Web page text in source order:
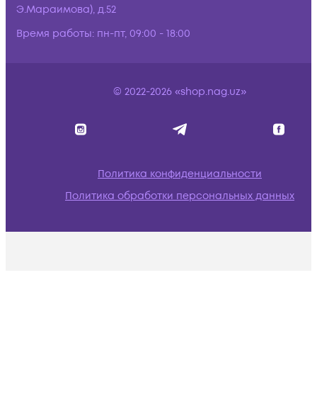
Э.Мараимова), д.52
Время работы: пн-пт, 09:00 - 18:00
© 2022-2026 «shop.nag.uz»
Политика конфиденциальности
Политика обработки персональных данных